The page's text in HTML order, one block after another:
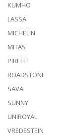
KUMHO
LASSA
MICHELIN
MITAS
PIRELLI
ROADSTONE
SAVA
SUNNY
UNIROYAL
VREDESTEIN